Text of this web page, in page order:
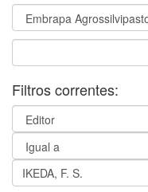
Filtros correntes: